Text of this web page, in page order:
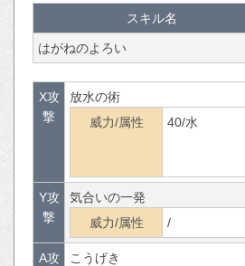
スキル名
はがねのよろい
X攻
撃
放水の術
威力/属性
40/水
Y攻
撃
気合いの一発
威力/属性
/
A攻
こうげき